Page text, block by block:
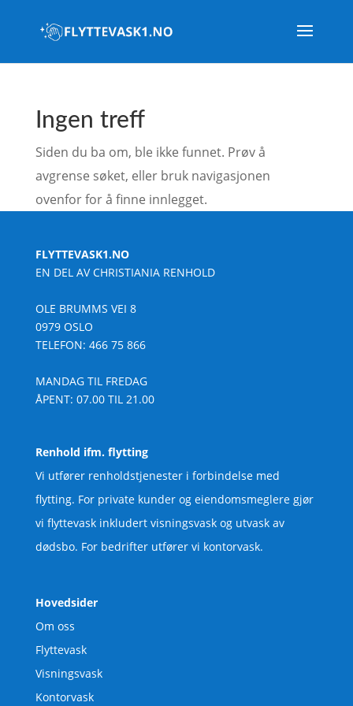
Ingen treff
Siden du ba om, ble ikke funnet. Prøv å
avgrense søket, eller bruk navigasjonen
ovenfor for å finne innlegget.
FLYTTEVASK1.NO
EN DEL AV CHRISTIANIA RENHOLD
OLE BRUMMS VEI 8
0979 OSLO
TELEFON: 466 75 866
MANDAG TIL FREDAG
ÅPENT: 07.00 TIL 21.00
Renhold ifm. flytting
Vi utfører renholdstjenester i forbindelse med
flytting. For private kunder og eiendomsmeglere gjør
vi flyttevask inkludert visningsvask og utvask av
dødsbo. For bedrifter utfører vi kontorvask.
Hovedsider
Om oss
Flyttevask
Visningsvask
Kontorvask